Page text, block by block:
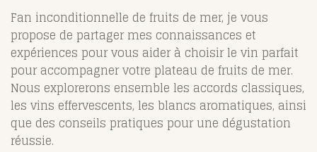
Fan inconditionnelle de fruits de mer, je vous
propose de partager mes connaissances et
expériences pour vous aider à choisir le vin parfait
pour accompagner votre plateau de fruits de mer.
Nous explorerons ensemble les accords classiques,
les vins effervescents, les blancs aromatiques, ainsi
que des conseils pratiques pour une dégustation
réussie.